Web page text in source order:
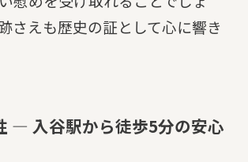
さえも歴史の証として心に響き
— 入谷駅から徒歩5分の安心